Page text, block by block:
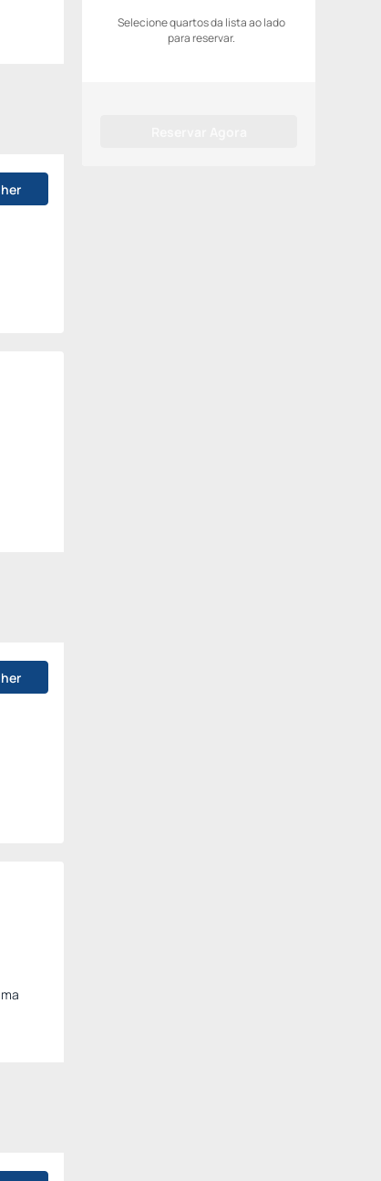
Selecione quartos da lista ao lado
para reservar.